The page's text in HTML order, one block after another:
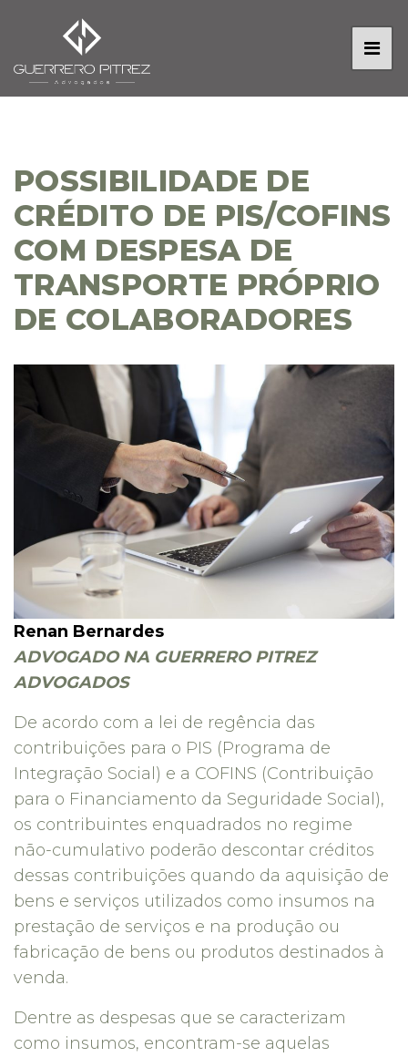
POSSIBILIDADE DE
CRÉDITO DE PIS/COFINS
COM DESPESA DE
TRANSPORTE PRÓPRIO
DE COLABORADORES
Renan Bernardes
ADVOGADO NA GUERRERO PITREZ
ADVOGADOS
De acordo com a lei de regência das
contribuições para o PIS (Programa de
Integração Social) e a COFINS (Contribuição
para o Financiamento da Seguridade Social),
os contribuintes enquadrados no regime
não-cumulativo poderão descontar créditos
dessas contribuições quando da aquisição de
bens e serviços utilizados como insumos na
prestação de serviços e na produção ou
fabricação de bens ou produtos destinados à
venda.
Dentre as despesas que se caracterizam
como insumos, encontram-se aquelas